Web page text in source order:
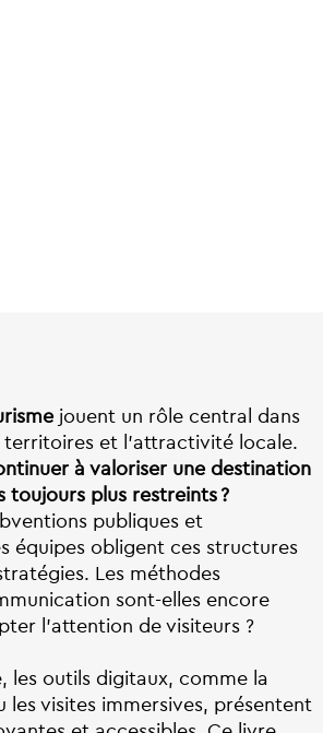
jouent un rôle central dans
et l’attractivité locale.
à valoriser une destination
toujours plus restreints ?
publiques et
équipes obligent ces structures
Les méthodes
sont-elles encore
l’attention de visiteurs ?
les outils digitaux, comme la
les visites immersives, présentent